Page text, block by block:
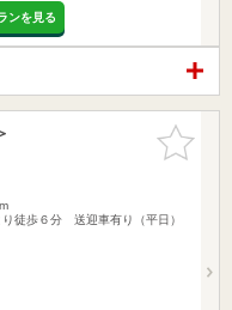
ンを見る
お気に入
りに追加
徒歩６分 送迎車有り（平日）